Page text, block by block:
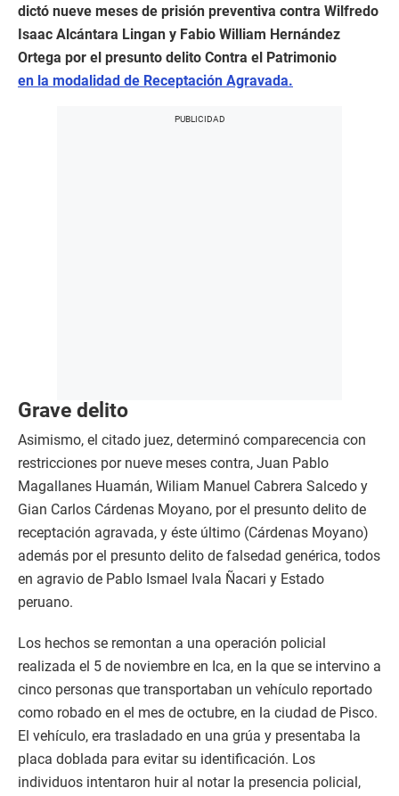
dictó nueve meses de prisión preventiva contra Wilfredo
Isaac Alcántara Lingan y Fabio William Hernández
Ortega por el presunto delito Contra el Patrimonio
en la modalidad de Receptación Agravada.
Grave delito
Asimismo, el citado juez, determinó comparecencia con
restricciones por nueve meses contra, Juan Pablo
Magallanes Huamán, Wiliam Manuel Cabrera Salcedo y
Gian Carlos Cárdenas Moyano, por el presunto delito de
receptación agravada, y éste último (Cárdenas Moyano)
además por el presunto delito de falsedad genérica, todos
en agravio de Pablo Ismael Ivala Ñacari y Estado
peruano.
Los hechos se remontan a una operación policial
realizada el 5 de noviembre en Ica, en la que se intervino a
cinco personas que transportaban un vehículo reportado
como robado en el mes de octubre, en la ciudad de Pisco.
El vehículo, era trasladado en una grúa y presentaba la
placa doblada para evitar su identificación. Los
individuos intentaron huir al notar la presencia policial,